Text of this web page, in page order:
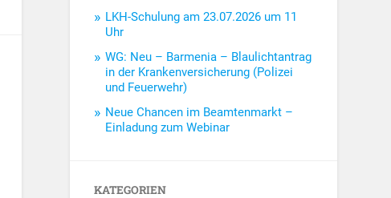
LKH-Schulung am 23.07.2026 um 11
Uhr
WG: Neu – Barmenia – Blaulichtantrag
in der Krankenversicherung (Polizei
und Feuerwehr)
Neue Chancen im Beamtenmarkt –
Einladung zum Webinar
KATEGORIEN